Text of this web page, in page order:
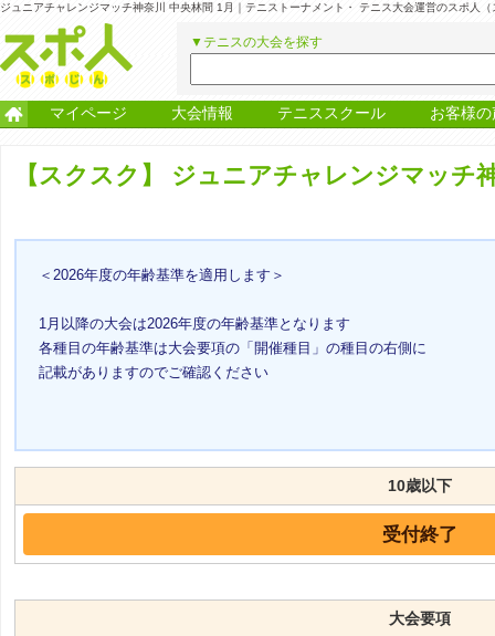
ジュニアチャレンジマッチ神奈川 中央林間 1月｜テニストーナメント・ テニス大会運営のスポ人（
▼テニスの大会を探す
マイページ 大会情報 テニススクール お客様の
【スクスク】 ジュニアチャレンジマッチ
＜2026年度の年齢基準を適用します＞
1月以降の大会は2026年度の年齢基準となります
各種目の年齢基準は大会要項の「開催種目」の種目の右側に
記載がありますのでご確認ください
10歳以下
受付終了
大会要項